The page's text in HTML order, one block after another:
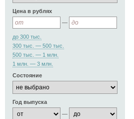
Цена в рублях
—
до 300 тыс.
300 тыс. — 500 тыс.
500 тыс. — 1 млн.
1 млн. — 3 млн.
Состояние
Год выпуска
—